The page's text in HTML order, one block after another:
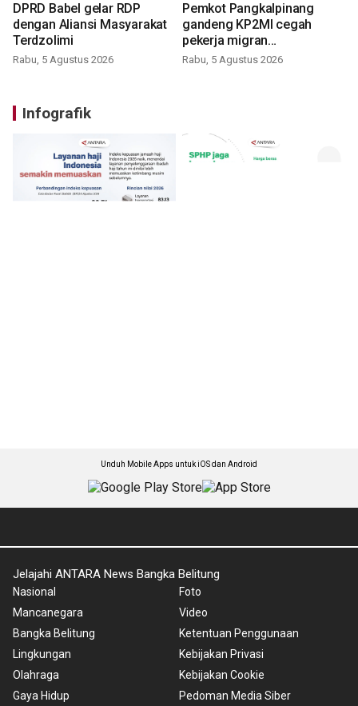
DPRD Babel gelar RDP
dengan Aliansi Masyarakat
Terdzolimi
Rabu, 5 Agustus 2026
Pemkot Pangkalpinang
gandeng KP2MI cegah
pekerja migran
nonprosedural
Rabu, 5 Agustus 2026
Infografik
Unduh Mobile Apps untuk iOS dan Android
Jelajahi ANTARA News Bangka Belitung
Nasional
Mancanegara
Bangka Belitung
Lingkungan
Olahraga
Gaya Hidup
Foto
Video
Ketentuan Penggunaan
Kebijakan Privasi
Kebijakan Cookie
Pedoman Media Siber